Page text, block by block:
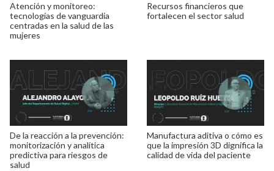
Atención y monitoreo:
tecnologías de vanguardia
centradas en la salud de las
mujeres
Recursos financieros que
fortalecen el sector salud
De la reacción a la prevención:
monitorización y analítica
predictiva para riesgos de
salud
Manufactura aditiva o cómo es
que la impresión 3D dignifica la
calidad de vida del paciente